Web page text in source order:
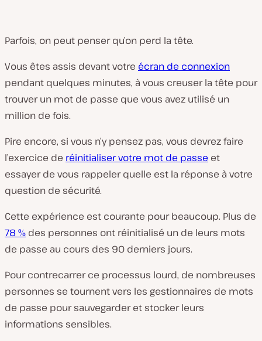
Parfois, on peut penser qu’on perd la tête.
Vous êtes assis devant votre écran de connexion
pendant quelques minutes, à vous creuser la tête pour
trouver un mot de passe que vous avez utilisé un
million de fois.
Pire encore, si vous n’y pensez pas, vous devrez faire
l’exercice de réinitialiser votre mot de passe et
essayer de vous rappeler quelle est la réponse à votre
question de sécurité.
Cette expérience est courante pour beaucoup. Plus de
78 % des personnes ont réinitialisé un de leurs mots
de passe au cours des 90 derniers jours.
Pour contrecarrer ce processus lourd, de nombreuses
personnes se tournent vers les gestionnaires de mots
de passe pour sauvegarder et stocker leurs
informations sensibles.